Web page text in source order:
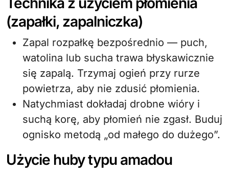
(zapałki, zapalniczka)
Zapal rozpałkę bezpośrednio — puch,
watolina lub sucha trawa błyskawicznie
się zapalą. Trzymaj ogień przy rurze
powietrza, aby nie zdusić płomienia.
Natychmiast dokładaj drobne wióry i
suchą korę, aby płomień nie zgasł. Buduj
ognisko metodą „od małego do dużego”.
Użycie huby typu amadou